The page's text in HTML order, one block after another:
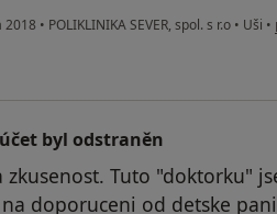
2018 • POLIKLINIKA SEVER, spol. s r.o • Uši •
byl odstraněn
zkusenost. Tuto "doktorku"
doporuceni od detske